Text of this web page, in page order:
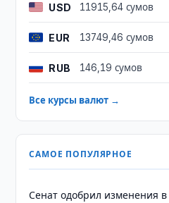
USD 11915,64 сумов
EUR 13749,46 сумов
RUB 146,19 сумов
Все курсы валют →
САМОЕ ПОПУЛЯРНОЕ
Сенат одобрил изменения